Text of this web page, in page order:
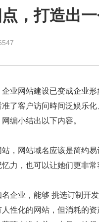
，打造出
业网站建设已变成企业
了客户访问時间泛娱乐
编小结出以下内容。
，网站域名应该是简约
力，也可以让她们更非常
企业，能够 挑选订制开
性化的网站，但消耗的